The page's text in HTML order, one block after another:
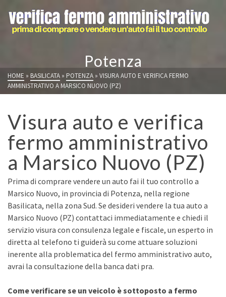
Potenza
HOME » BASILICATA » POTENZA » VISURA AUTO E VERIFICA FERMO
AMMINISTRATIVO A MARSICO NUOVO (PZ)
Visura auto e verifica
fermo amministrativo
a Marsico Nuovo (PZ)
Prima di comprare vendere un auto fai il tuo controllo a
Marsico Nuovo, in provincia di Potenza, nella regione
Basilicata, nella zona Sud. Se desideri vendere la tua auto a
Marsico Nuovo (PZ) contattaci immediatamente e chiedi il
servizio visura con consulenza legale e fiscale, un esperto in
diretta al telefono ti guiderà su come attuare soluzioni
inerente alla problematica del fermo amministrativo auto,
avrai la consultazione della banca dati pra.
Come verificare se un veicolo è sottoposto a fermo